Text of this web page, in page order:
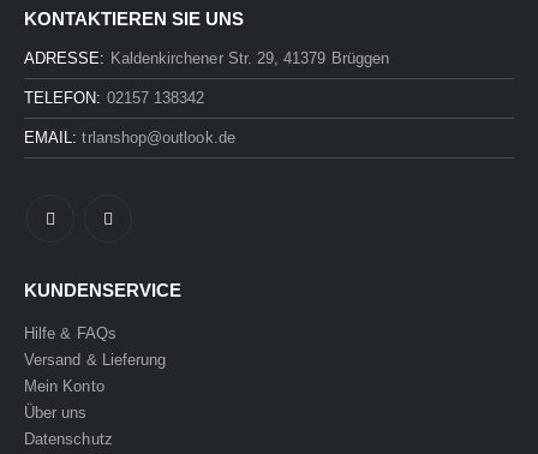
KONTAKTIEREN SIE UNS
ADRESSE: Kaldenkirchener Str. 29, 41379 Brüggen
TELEFON: 02157 138342
EMAIL: trlanshop@outlook.de
KUNDENSERVICE
Hilfe & FAQs
Versand & Lieferung
Mein Konto
Über uns
Datenschutz